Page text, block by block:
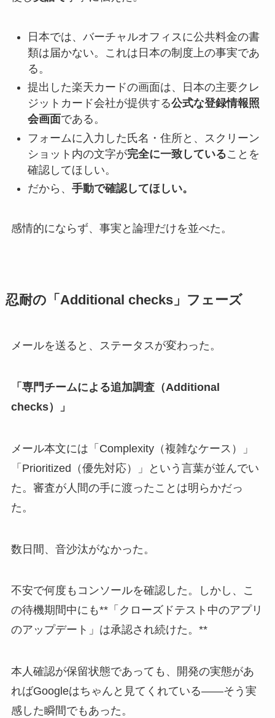
日本では、バーチャルオフィスに公共料金の書
類は届かない。これは日本の制度上の事実であ
る。
提出した楽天カードの画面は、日本の主要クレ
ジットカード会社が提供する公式な登録情報照
会画面である。
フォームに入力した氏名・住所と、スクリーン
ショット内の文字が完全に一致していることを
確認してほしい。
だから、 手動で確認してほしい。
感情的にならず、事実と論理だけを並べた。
忍耐の「Additional checks」フェーズ
メールを送ると、ステータスが変わった。
「専門チームによる追加調査（Additional
checks）」
メール本文には「Complexity（複雑なケース）」
「Prioritized（優先対応）」という言葉が並んでい
た。審査が人間の手に渡ったことは明らかだっ
た。
数日間、音沙汰がなかった。
不安で何度もコンソールを確認した。しかし、こ
の待機期間中にも**「クローズドテスト中のアプリ
のアップデート」は承認され続けた。**
本人確認が保留状態であっても、開発の実態があ
ればGoogleはちゃんと見てくれている——そう実
感した瞬間でもあった。